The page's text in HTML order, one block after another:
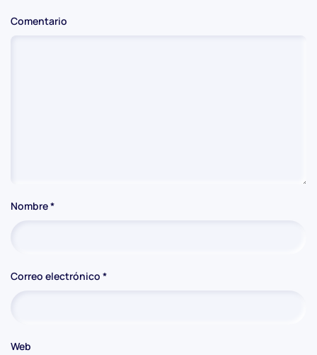
Comentario
Nombre*
Correo electrónico *
Web